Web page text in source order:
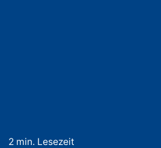
2 min. Lesezeit